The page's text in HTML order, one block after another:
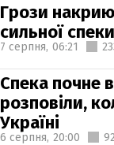
Грози
сильної
7 серпня, 06:21
Спека почне
розповіли,
Україні
6 серпня, 20:00